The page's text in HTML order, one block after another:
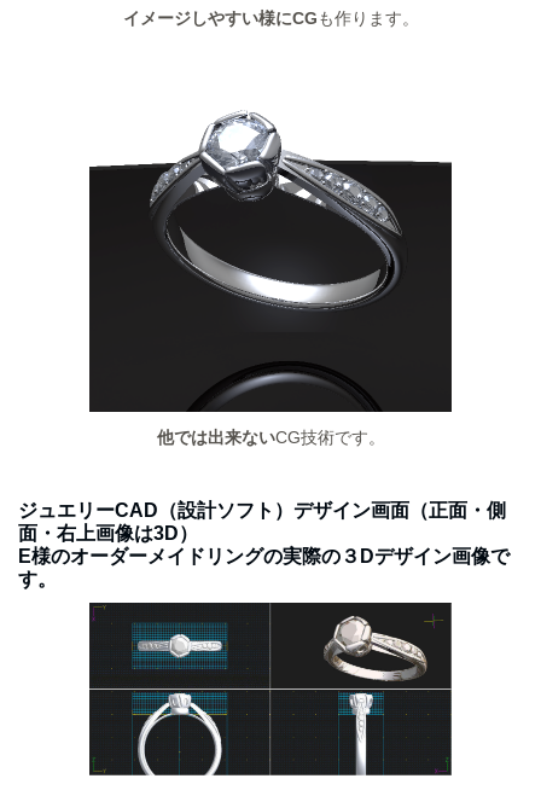
イメージしやすい様にCGも作ります。
他では出来ないCG技術です。
ジュエリーCAD（設計ソフト）デザイン画面（正面・側
面・右上画像は3D）
E様のオーダーメイドリングの実際の３Dデザイン画像で
す。